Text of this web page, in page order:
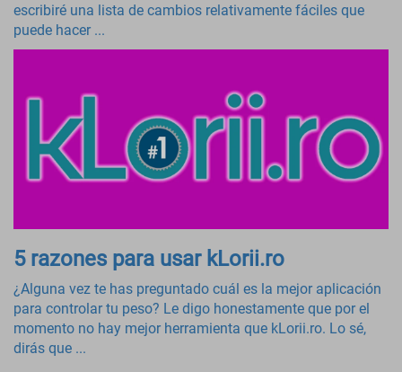
escribiré una lista de cambios relativamente fáciles que
puede hacer ...
5 razones para usar kLorii.ro
¿Alguna vez te has preguntado cuál es la mejor aplicación
para controlar tu peso? Le digo honestamente que por el
momento no hay mejor herramienta que kLorii.ro. Lo sé,
dirás que ...